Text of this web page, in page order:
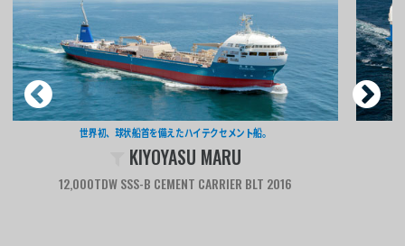
世界初、球状船首を備えたハイテクセメント船。
KIYOYASU MARU
12,000TDW SSS-B CEMENT CARRIER BLT 2016